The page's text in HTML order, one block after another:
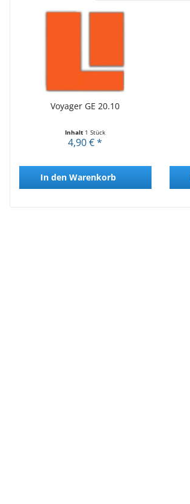
Voyager GE 20.10
Inhalt 1 Stück
4,90 € *
In den Warenkorb